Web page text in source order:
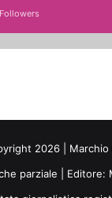
Followers
2026 |
parziale | Editore: